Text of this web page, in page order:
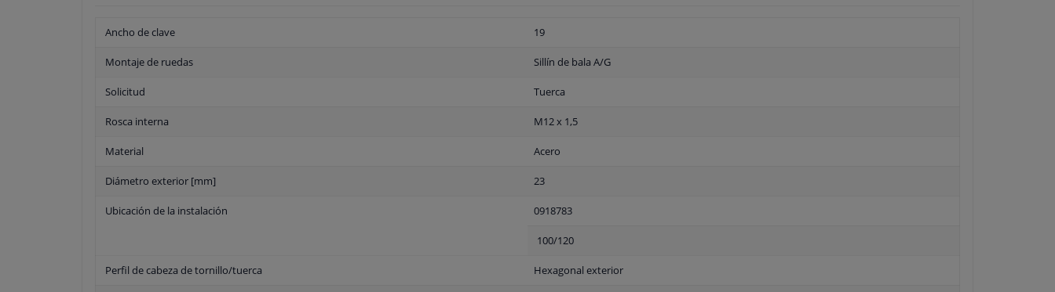
Ancho de clave 19
Montaje de ruedas Sillín de bala A/G
Solicitud Tuerca
Rosca interna M12 x 1,5
Material Acero
Diámetro exterior [mm] 23
Ubicación de la instalación 0918783
100/120
Perfil de cabeza de tornillo/tuerca Hexagonal exterior